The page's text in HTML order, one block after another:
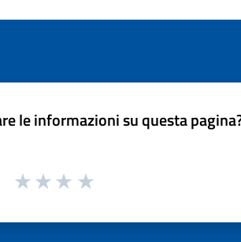
le informazioni su questa